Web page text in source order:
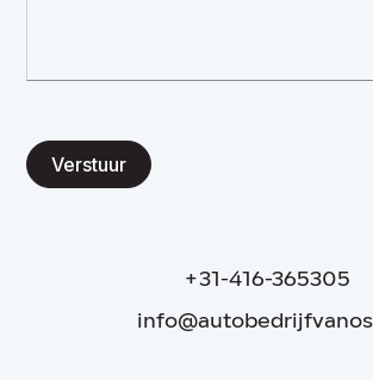
Verstuur
+31-416-365305